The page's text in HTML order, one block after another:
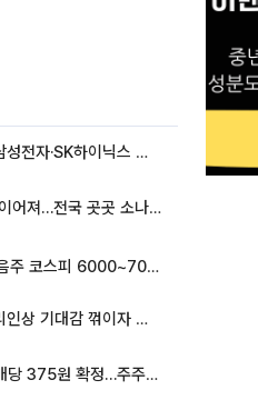
[베스트&워스트] 삼성전자·SK하이닉스 밀린 한 주…상상인증권은 85% 급등
35도 안팎 무더위 이어져…전국 곳곳 소나기 [오늘 날씨]
[주간증시전망] 다음주 코스피 6000~7000⋯“外人 수급은 정책이 변수”
뉴욕증시, 연준 금리인상 기대감 꺾이자 상승...S&P500 사상 최고치 [종합]
SK하이닉스, 분기배당 375원 확정…주주환원책 9월로 앞당겨 발표